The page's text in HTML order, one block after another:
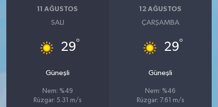
11 AĞUSTOS
SALI
29°
Güneşli
Nem: %49
Rüzgar: 5.31 m/s
12 AĞUSTOS
ÇARŞAMBA
29°
Güneşli
Nem: %46
Rüzgar: 7.61 m/s